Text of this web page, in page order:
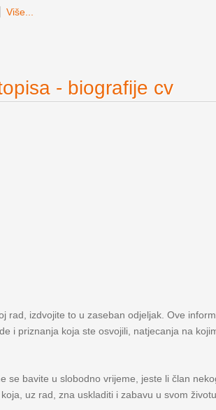
Više...
- biografije cv
rad, izdvojite to u zaseban odjeljak. Ove
i priznanja koja ste osvojili, natjecanja na
se bavite u slobodno vrijeme, jeste li član
uz rad, zna uskladiti i zabavu u svom